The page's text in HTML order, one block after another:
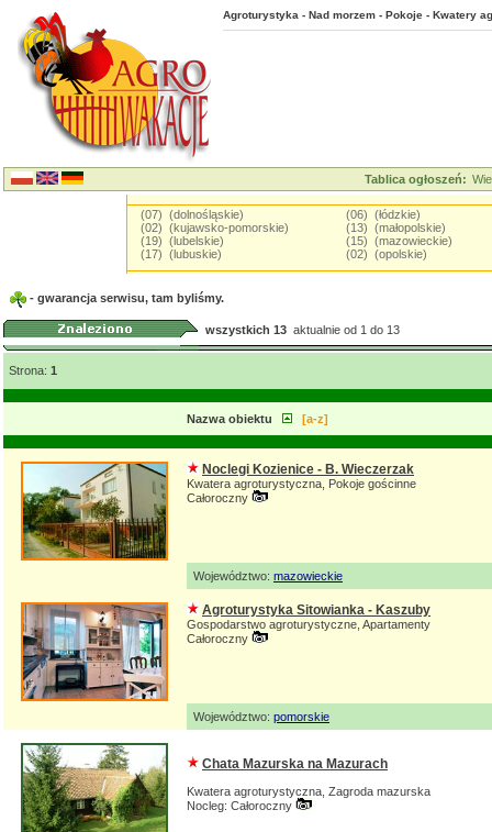
Agroturystyka - Nad morzem - Pokoje - Kwatery
Tablica ogłoszeń:
(07) (dolnośląskie)
(02) (kujawsko-pomorskie)
(19) (lubelskie)
(17) (lubuskie)
(06) (łódzkie)
(13) (małopolskie)
(15) (mazowieckie)
(02) (opolskie)
- gwarancja serwisu, tam byliśmy.
wszystkich 13 aktualnie od 1 do 13
Strona: 1
Nazwa obiektu [a-z]
Noclegi Kozienice - B. Wieczerzak
Kwatera agroturystyczna, Pokoje gościnne
Całoroczny
Województwo: mazowieckie
Agroturystyka Sitowianka - Kaszuby
Gospodarstwo agroturystyczne, Apartamenty
Całoroczny
Województwo: pomorskie
Chata Mazurska na Mazurach
Kwatera agroturystyczna, Zagroda mazurska
Nocleg: Całoroczny